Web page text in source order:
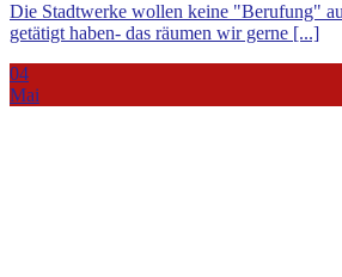
Die Stadtwerke wollen keine "Berufung"
getätigt haben- das räumen wir gerne [...]
04
Mai